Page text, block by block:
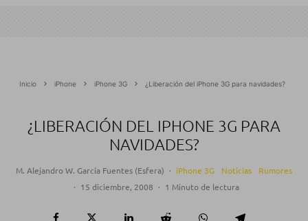
Inicio iPhone iPhone 3G ¿Liberación del iPhone 3G para navidades?
¿LIBERACIÓN DEL IPHONE 3G PARA
NAVIDADES?
M. Alejandro W. García Fuentes (Esfera) · iPhone 3G Noticias
Rumores
· 15 diciembre, 2008 · 1 Minuto de lectura